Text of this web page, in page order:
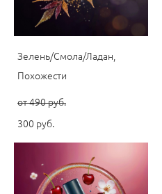
Зелень/Смола/Ладан,
Похожести
от 490 pуб.
300 pуб.